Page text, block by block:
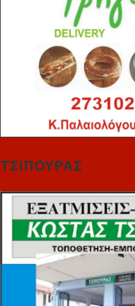
ΤΣΙΠΟΥΡΑΣ